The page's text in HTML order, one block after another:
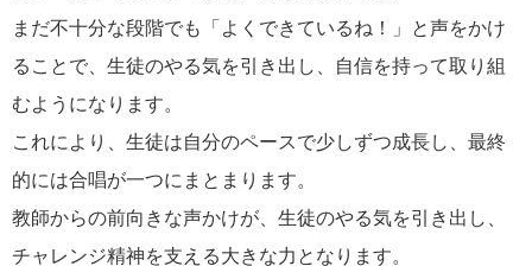
まだ不十分な段階でも「よくできているね！」と声をかけ
ることで、生徒のやる気を引き出し、自信を持って取り組
むようになります。
これにより、生徒は自分のペースで少しずつ成長し、最終
的には合唱が一つにまとまります。
教師からの前向きな声かけが、生徒のやる気を引き出し、
チャレンジ精神を支える大きな力となります。